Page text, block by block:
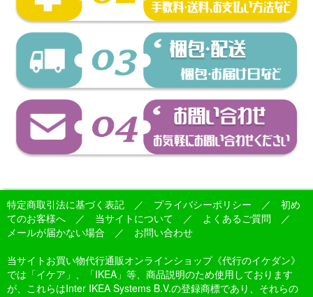
特定商取引法に基づく表記 ／ プライバシーポリシー ／ 初め
てのお客様へ ／ 当サイトについて ／ よくあるご質問 ／
メールが届かない場合 ／ お問い合わせ
当サイトお買い物代行通販オンラインショップ《代行のイケダン》
では「イケア」、「IKEA」等、商品説明のため使用しております
が、これらはInter IKEA Systems B.V.の登録商標であり、それらの